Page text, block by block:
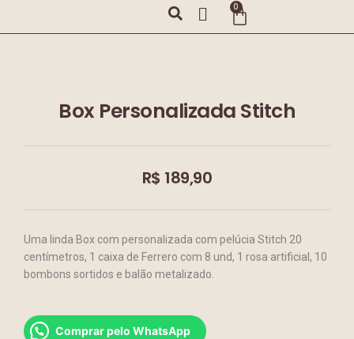
0
Box Personalizada Stitch
R$ 189,90
Uma linda Box com personalizada com pelúcia Stitch 20
centímetros, 1 caixa de Ferrero com 8 und, 1 rosa artificial, 10
bombons sortidos e balão metalizado.
Comprar pelo WhatsApp